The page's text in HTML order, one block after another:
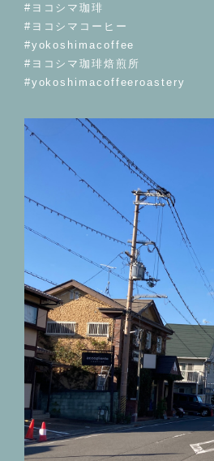
#ヨコシマ珈琲
#ヨコシマコーヒー
#yokoshimacoffee
#ヨコシマ珈琲焙煎所
#yokoshimacoffeeroastery